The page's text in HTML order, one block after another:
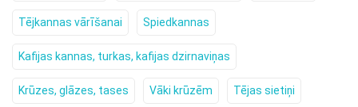
Tējkannas vārīšanai Spiedkannas
Kafijas kannas, turkas, kafijas dzirnaviņas
Krūzes, glāzes, tases Vāki krūzēm Tējas sietiņi